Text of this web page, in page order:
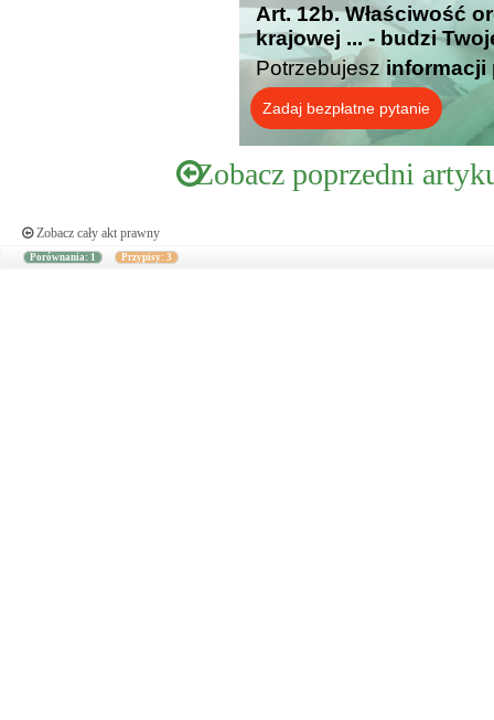
Art. 12b. Właściwość
krajowej ... - budzi
Potrzebujesz informacji
Zadaj bezpłatne pytanie
Zobacz poprzedni
Zobacz cały akt prawny
Porównania: 1 Przypisy: 3